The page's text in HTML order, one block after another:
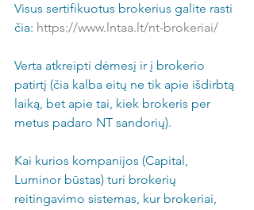
Visus sertifikuotus brokerius galite rasti
čia: https://www.lntaa.lt/nt-brokeriai/
Verta atkreipti dėmesį ir į brokerio
patirtį (čia kalba eitų ne tik apie išdirbtą
laiką, bet apie tai, kiek brokeris per
metus padaro NT sandorių).
Kai kurios kompanijos (Capital,
Luminor būstas) turi brokerių
reitingavimo sistemas, kur brokeriai,